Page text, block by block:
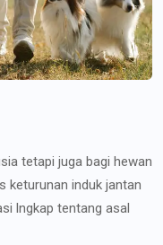
tetapi juga bagi hewan
keturunan induk jantan
lngkap tentang asal